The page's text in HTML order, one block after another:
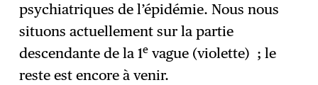
psychiatriques de l’épidémie. Nous nous
situons actuellement sur la partie
descendante de la 1e vague (violette) ; le
reste est encore à venir.